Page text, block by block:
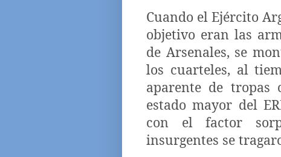
Cuando el Ejército
objetivo eran las
de Arsenales, se
los cuarteles, al
aparente de
estado mayor del
con el factor
insurgentes se